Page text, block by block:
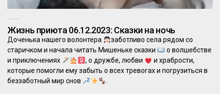
Жизнь приюта 06.12.2023: Сказки на ночь
Доченька нашего волонтера
заботливо села рядом со
старичком и начала читать Мишеньке сказки
о волшебстве
и приключениях
, о дружбе, любви
и храбрости,
которые помогли ему забыть о всех тревогах и погрузиться в
беззаботный мир снов
.